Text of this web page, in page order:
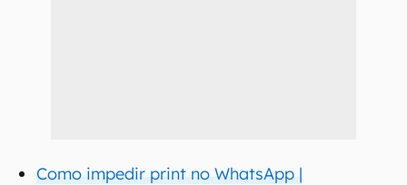
Como impedir print no WhatsApp |